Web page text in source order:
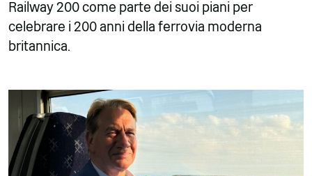
Railway 200 come parte dei suoi piani per
celebrare i 200 anni della ferrovia moderna
britannica.